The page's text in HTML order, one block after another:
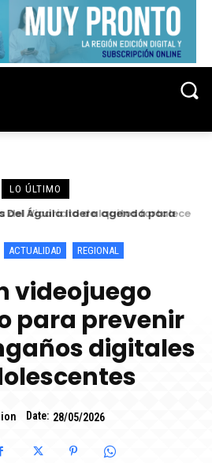
LO ÚLTIMO
Vicariato de Iquitos fortalece
ACTUALIDAD REGIONAL
videojuego
para prevenir
digitales
Date: 28/05/2026